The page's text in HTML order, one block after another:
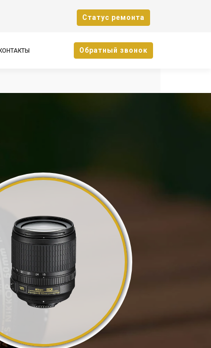
Cтатус ремонта
Oбратный звонок